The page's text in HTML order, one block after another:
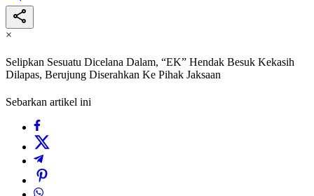
×
Selipkan Sesuatu Dicelana Dalam, “EK” Hendak Besuk Kekasih
Dilapas, Berujung Diserahkan Ke Pihak Jaksaan
Sebarkan artikel ini